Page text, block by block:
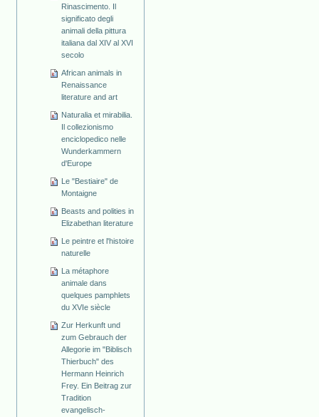
Rinascimento. Il
significato degli
animali della pittura
italiana dal XIV al XVI
secolo
African animals in
Renaissance
literature and art
Naturalia et mirabilia.
Il collezionismo
enciclopedico nelle
Wunderkammern
d'Europe
Le "Bestiaire" de
Montaigne
Beasts and polities in
Elizabethan literature
Le peintre et l'histoire
naturelle
La métaphore
animale dans
quelques pamphlets
du XVIe siècle
Zur Herkunft und
zum Gebrauch der
Allegorie im "Biblisch
Thierbuch" des
Hermann Heinrich
Frey. Ein Beitrag zur
Tradition
evangelisch-